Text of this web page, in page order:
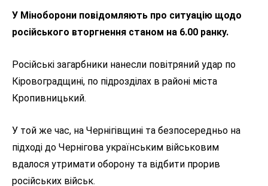
У Міноборони повідомляють про ситуацію щодо
російського вторгнення станом на 6.00 ранку.
Російські загарбники нанесли повітряний удар по
Кіровоградщині, по підрозділах в районі міста
Кропивницький.
У той же час, на Чернігівщині та безпосередньо на
підході до Чернігова українським військовим
вдалося утримати оборону та відбити прорив
російських військ.